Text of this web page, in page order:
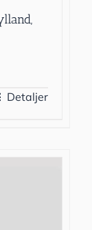
Detaljer